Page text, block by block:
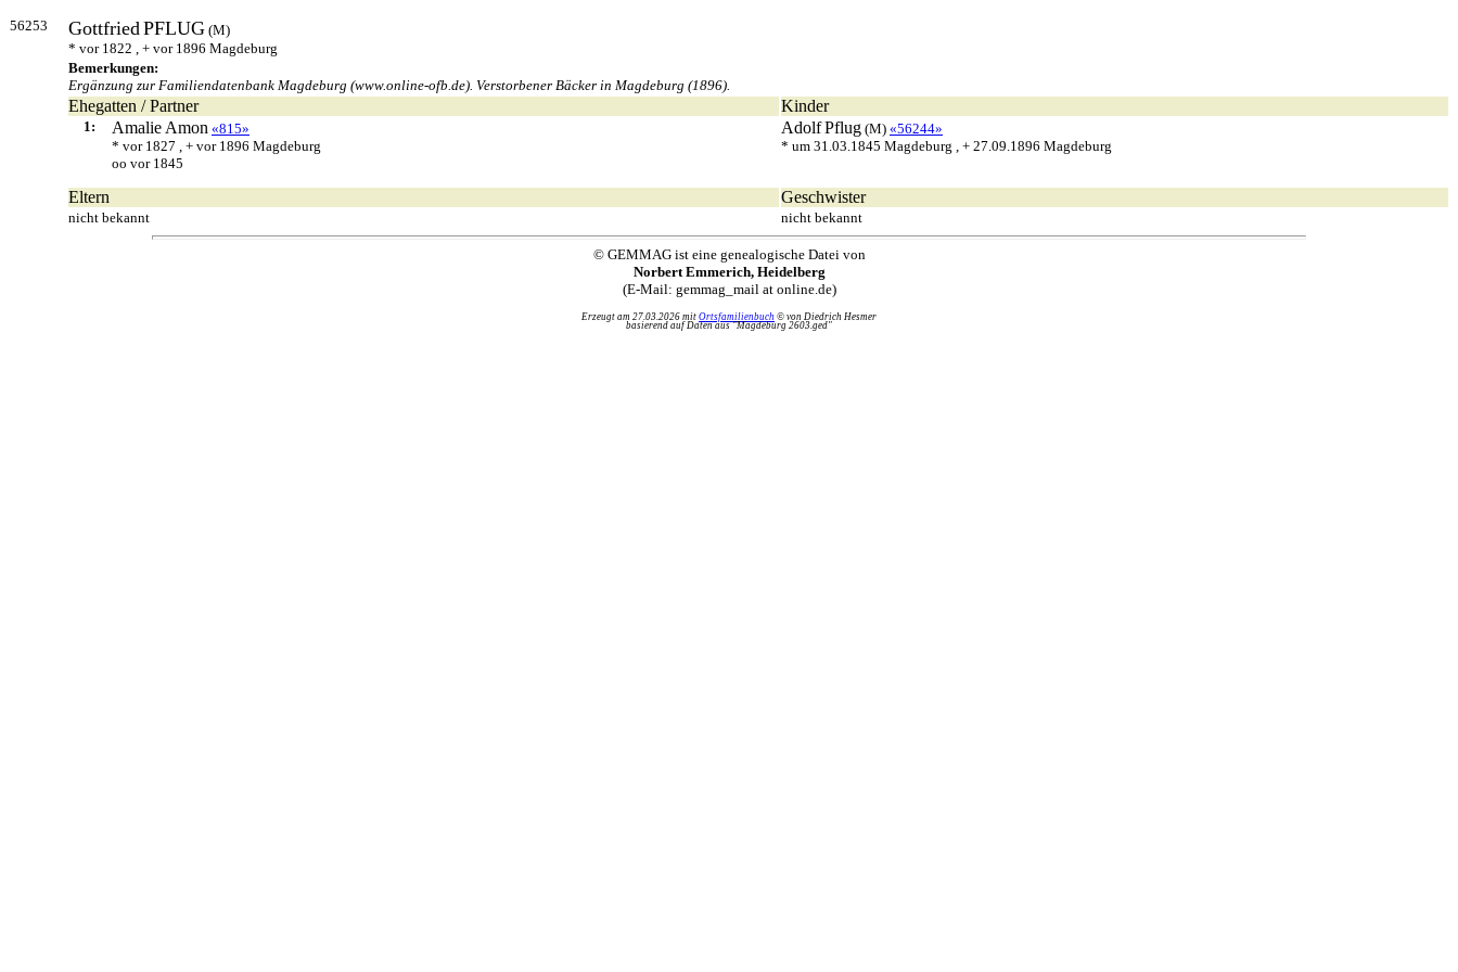
56253 GottfriedPFLUG (M)
* vor 1822 , + vor 1896 Magdeburg
Bemerkungen:
Ergänzung zur Familiendatenbank Magdeburg (www.online-ofb.de). Verstorbener Bäcker in Magdeburg (1896).
Ehegatten / Partner Kinder
1: Amalie Amon «815»
* vor 1827 , + vor 1896 Magdeburg
oo vor 1845
AdolfPflug (M) «56244»
* um 31.03.1845 Magdeburg , + 27.09.1896 Magdeburg
Eltern Geschwister
nicht bekannt nicht bekannt
© GEMMAG ist eine genealogische Datei von
Norbert Emmerich, Heidelberg
(E-Mail: gemmag_mail at online.de)
Erzeugt am 27.03.2026 mit Ortsfamilienbuch © von Diedrich Hesmer
basierend auf Daten aus "Magdeburg 2603.ged"